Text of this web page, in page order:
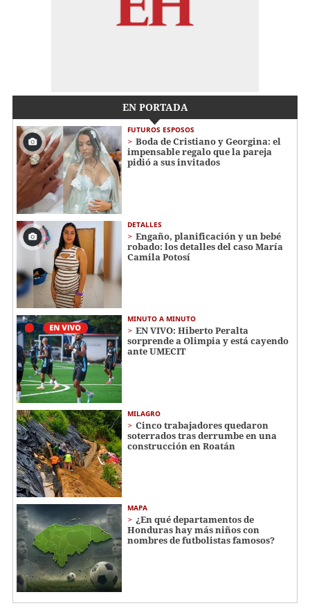
EN PORTADA
FUTUROS ESPOSOS
Boda de Cristiano y Georgina: el
impensable regalo que la pareja
pidió a sus invitados
DETALLES
Engaño, planificación y un bebé
robado: los detalles del caso María
Camila Potosí
MINUTO A MINUTO
EN VIVO: Hiberto Peralta
sorprende a Olimpia y está cayendo
ante UMECIT
MILAGRO
Cinco trabajadores quedaron
soterrados tras derrumbe en una
construcción en Roatán
MAPA
¿En qué departamentos de
Honduras hay más niños con
nombres de futbolistas famosos?